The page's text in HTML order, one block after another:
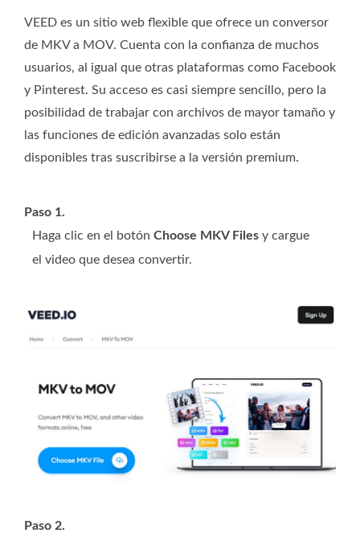
VEED es un sitio web flexible que ofrece un conversor
de MKV a MOV. Cuenta con la confianza de muchos
usuarios, al igual que otras plataformas como Facebook
y Pinterest. Su acceso es casi siempre sencillo, pero la
posibilidad de trabajar con archivos de mayor tamaño y
las funciones de edición avanzadas solo están
disponibles tras suscribirse a la versión premium.
Paso 1.
Haga clic en el botón Choose MKV Files y cargue
el video que desea convertir.
Paso 2.